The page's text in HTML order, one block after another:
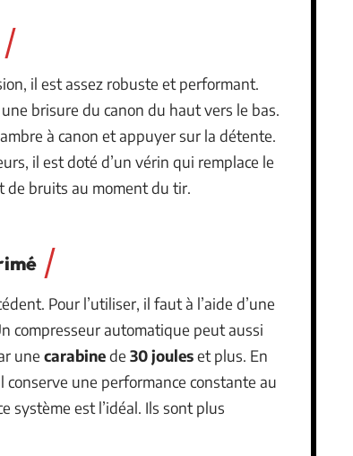
il est assez robuste et performant.
brisure du canon du haut vers le bas.
à canon et appuyer sur la détente.
il est doté d’un vérin qui remplace le
de bruits au moment du tir.
Pour l’utiliser, il faut à l’aide d’une
compresseur automatique peut aussi
une carabinede 30 jouleset plus. En
une performance constante au
système est l’idéal. Ils sont plus